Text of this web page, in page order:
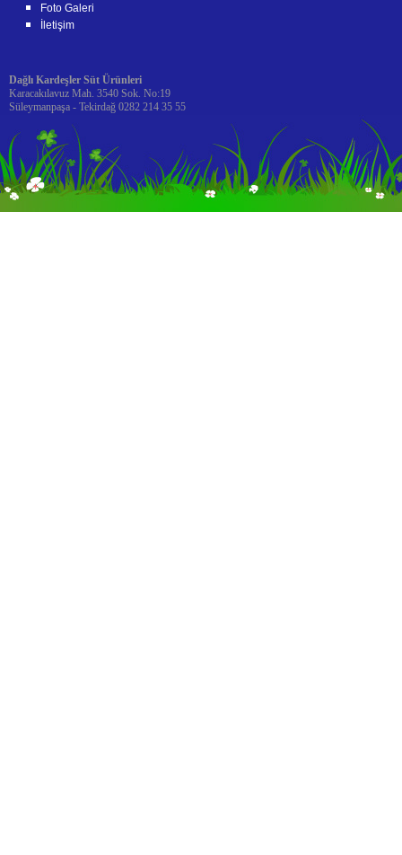
Foto Galeri
İletişim
Dağlı Kardeşler Süt Ürünleri
Karacakılavuz Mah. 3540 Sok. No:19
Süleymanpaşa - Tekirdağ 0282 214 35 55